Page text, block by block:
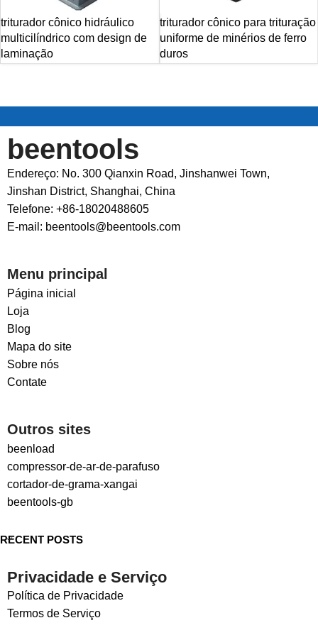
triturador cônico hidráulico
multicilíndrico com design de
laminação
triturador cônico para trituração
uniforme de minérios de ferro
duros
beentools
Endereço: No. 300 Qianxin Road, Jinshanwei Town,
Jinshan District, Shanghai, China
Telefone: +86-18020488605
E-mail: beentools@beentools.com
Menu principal
Página inicial
Loja
Blog
Mapa do site
Sobre nós
Contate
Outros sites
beenload
compressor-de-ar-de-parafuso
cortador-de-grama-xangai
beentools-gb
RECENT POSTS
Privacidade e Serviço
Política de Privacidade
Termos de Serviço